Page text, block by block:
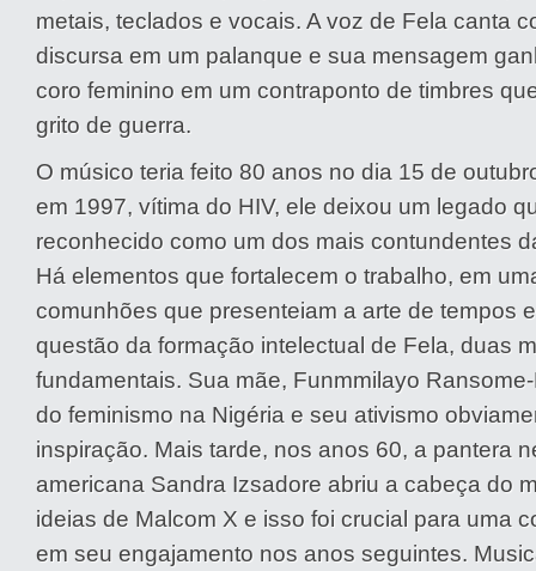
metais, teclados e vocais. A voz de Fela canta
discursa em um palanque e sua mensagem
coro feminino em um contraponto de timbres
grito de guerra.
O músico teria feito 80 anos no dia 15 de
em 1997, vítima do HIV, ele deixou um legado
reconhecido como um dos mais contundentes
Há elementos que fortalecem o trabalho, em
comunhões que presenteiam a arte de tempos
questão da formação intelectual de Fela, duas
fundamentais. Sua mãe, Funmmilayo
do feminismo na Nigéria e seu ativismo
inspiração. Mais tarde, nos anos 60, a pantera
americana Sandra Izsadore abriu a cabeça do
ideias de Malcom X e isso foi crucial para uma
em seu engajamento nos anos seguintes.